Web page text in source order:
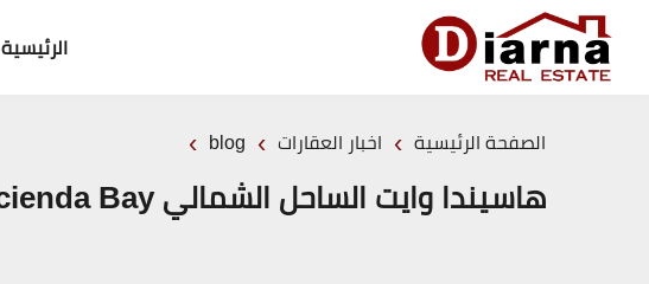
الرئيسية
الصفحة الرئيسية › اخبار العقارات ›
blog
›
هاسيندا وايت الساحل الشمالي Hacienda Bay